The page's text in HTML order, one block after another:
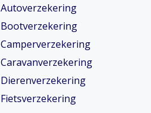
Autoverzekering
Bootverzekering
Camperverzekering
Caravanverzekering
Dierenverzekering
Fietsverzekering